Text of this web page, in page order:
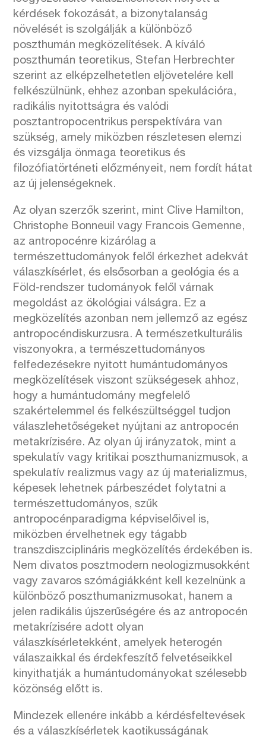
kérdések fokozását, a bizonytalanság
növelését is szolgálják a különböző
poszthumán megközelítések. A kíváló
poszthumán teoretikus, Stefan Herbrechter
szerint az elképzelhetetlen eljövetelére kell
felkészülnünk, ehhez azonban spekulációra,
radikális nyitottságra és valódi
posztantropocentrikus perspektívára van
szükség, amely miközben részletesen elemzi
és vizsgálja önmaga teoretikus és
filozófiatörténeti előzményeit, nem fordít hátat
az új jelenségeknek.
Az olyan szerzők szerint, mint Clive Hamilton,
Christophe Bonneuil vagy Francois Gemenne,
az antropocénre kizárólag a
természettudományok felől érkezhet adekvát
válaszkísérlet, és elsősorban a geológia és a
Föld-rendszer tudományok felől várnak
megoldást az ökológiai válságra. Ez a
megközelítés azonban nem jellemző az egész
antropocéndiskurzusra. A természetkulturális
viszonyokra, a természettudományos
felfedezésekre nyitott humántudományos
megközelítések viszont szükségesek ahhoz,
hogy a humántudomány megfelelő
szakértelemmel és felkészültséggel tudjon
válaszlehetőségeket nyújtani az antropocén
metakrízisére. Az olyan új irányzatok, mint a
spekulatív vagy kritikai poszthumanizmusok, a
spekulatív realizmus vagy az új materializmus,
képesek lehetnek párbeszédet folytatni a
természettudományos, szűk
antropocénparadigma képviselőivel is,
miközben érvelhetnek egy tágabb
transzdiszciplináris megközelítés érdekében is.
Nem divatos posztmodern neologizmusokként
vagy zavaros szómágiákként kell kezelnünk a
különböző poszthumanizmusokat, hanem a
jelen radikális újszerűségére és az antropocén
metakrízisére adott olyan
válaszkísérletekként, amelyek heterogén
válaszaikkal és érdekfeszítő felvetéseikkel
kinyithatják a humántudományokat szélesebb
közönség előtt is.
Mindezek ellenére inkább a kérdésfeltevések
és a válaszkísérletek kaotikusságának